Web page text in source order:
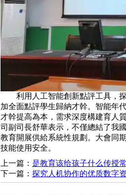
利用人工智能創新點評工具，探
加全面點評學生歸納才幹。智能年
才幹提高為本，需求深度構建
司副司長舒華表示，不僅總結了我
教育開展供給系統性規劃。大會同
技能使用安全。
上一篇： 是教育该给孩子什么传授
下一篇： 探究人机协作的优质数字